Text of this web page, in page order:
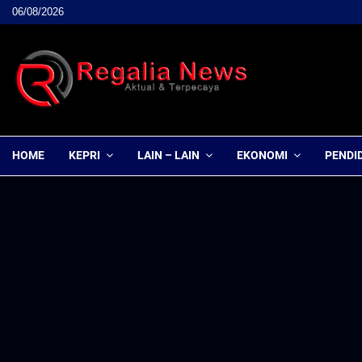
06/08/2026
HOME KEPRI LAIN – LAIN EKONOMI